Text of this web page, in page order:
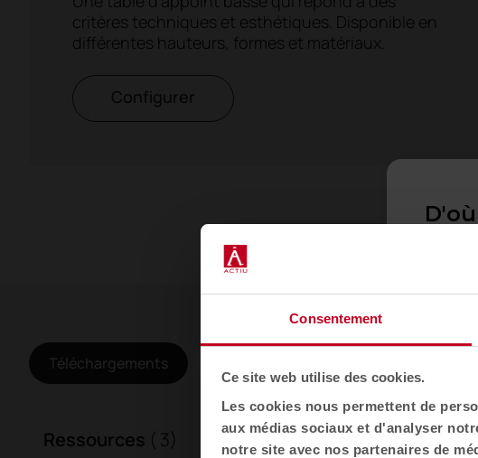
Consentement
Ce site web utilise des cookies.
Les cookies nous permettent de
aux médias sociaux et d'analyser
notre site avec nos partenaires de
critères techniques et esthétiques. Disponible en
différentes hauteurs, formes et matériaux.
Configurer
Téléchargements
Ressources ( 3)
États-